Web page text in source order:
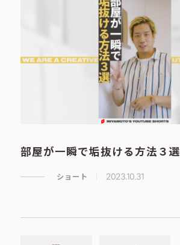
部屋が一瞬で垢抜ける方法３選
ショート 2023.10.31